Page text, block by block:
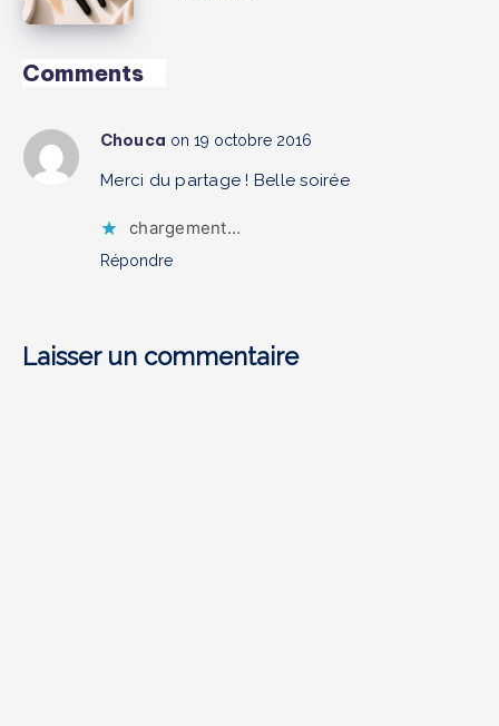
vraiment
3
références
qui
ma
façon
Comments
Chouca on 19 octobre 2016
Merci du partage ! Belle soirée
chargement…
Répondre
Laisser un commentaire